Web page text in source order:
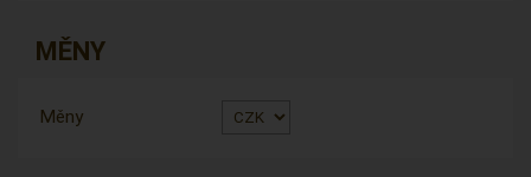
MĚNY
Měny